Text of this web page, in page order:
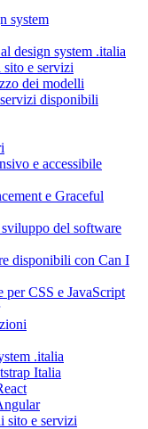
system
design system .italia
e servizi
dei modelli
disponibili
e accessibile
e Graceful
del software
disponibili con Can I
per CSS e JavaScript
.italia
Italia
sito e servizi